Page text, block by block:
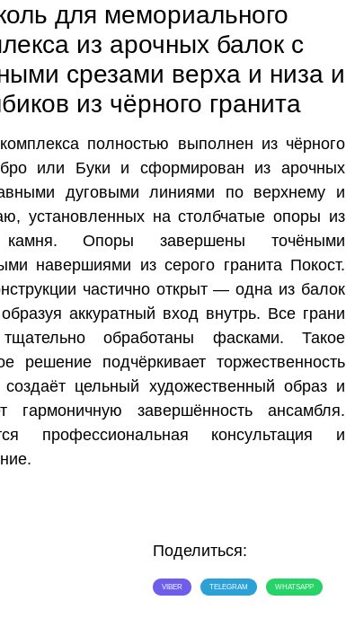
для мемориального
из арочных балок с
срезами верха и низа и
из чёрного гранита
полностью выполнен из чёрного
или Буки и сформирован из арочных
дуговыми линиями по верхнему и
установленных на столбчатые опоры из
Опоры завершены точёными
навершиями из серого гранита Покост.
частично открыт — одна из балок
образуя аккуратный вход внутрь. Все грани
обработаны фасками. Такое
решение подчёркивает торжественность
создаёт цельный художественный образ и
гармоничную завершённость ансамбля.
профессиональная консультация и
Поделиться:
VIBER TELEGRAM WHATSAPP